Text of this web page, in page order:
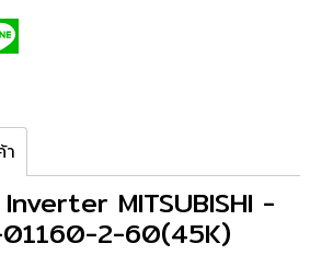
า
MITSUBISHI -
2-60(45K)